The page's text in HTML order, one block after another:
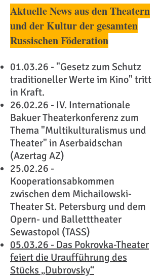
Aktuelle News aus den Theatern
und der Kultur der gesamten
Russischen Föderation
01.03.26 - "Gesetz zum Schutz
traditioneller Werte im Kino" tritt
in Kraft.
​26.02.26 - IV. Internationale
Bakuer Theaterkonferenz zum
Thema "Multikulturalismus und
Theater" in Aserbaidschan
(Azertag AZ)
25.02.26 -
Kooperationsabkommen
zwischen dem Michailowski-
Theater St. Petersburg und dem
Opern- und Balletttheater
Sewastopol (TASS)
05.03.26 - Das Pokrovka-Theater
feiert die Uraufführung des
Stücks „Dubrovsky“